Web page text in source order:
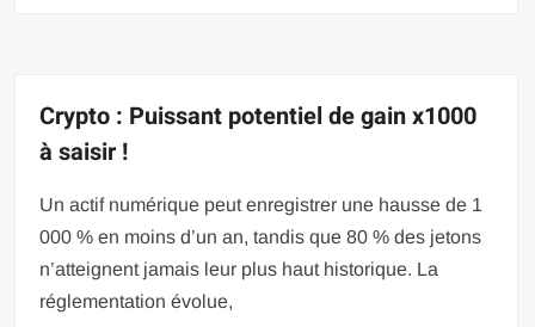
Crypto : Puissant potentiel de gain x1000
à saisir !
Un actif numérique peut enregistrer une hausse de 1
000 % en moins d’un an, tandis que 80 % des jetons
n’atteignent jamais leur plus haut historique. La
réglementation évolue,